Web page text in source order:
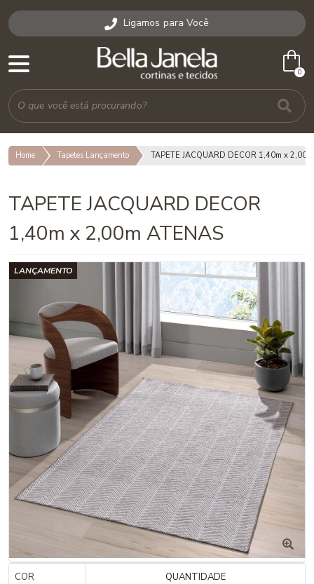
Ligamos para Você
0
shopping_bag
Home Tapetes Lançamento TAPETE JACQUARD DECOR 1,40m x
TAPETE JACQUARD DECOR
1,40m x 2,00m ATENAS
LANÇAMENTO
COR QUANTIDADE